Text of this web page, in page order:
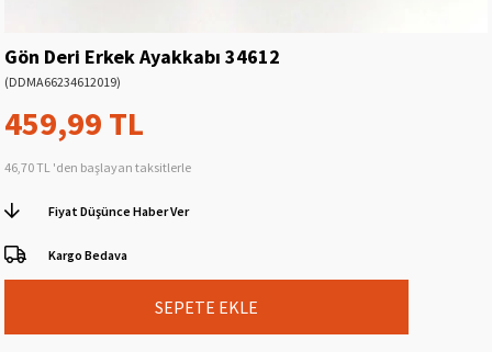
Gön Deri Erkek Ayakkabı 34612
(DDMA66234612019)
459,99 TL
46,70 TL 'den başlayan taksitlerle
Fiyat Düşünce Haber Ver
Kargo Bedava